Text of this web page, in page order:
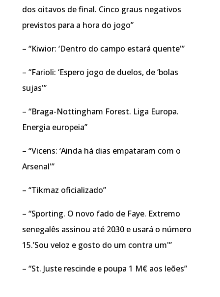
dos oitavos de final. Cinco graus negativos
previstos para a hora do jogo”
– “Kiwior: ‘Dentro do campo estará quente'”
– “Farioli: ‘Espero jogo de duelos, de ‘bolas
sujas'”
– “Braga-Nottingham Forest. Liga Europa.
Energia europeia”
– “Vicens: ‘Ainda há dias empataram com o
Arsenal'”
– “Tikmaz oficializado”
– “Sporting. O novo fado de Faye. Extremo
senegalês assinou até 2030 e usará o número
15.’Sou veloz e gosto do um contra um'”
– “St. Juste rescinde e poupa 1 M€ aos leões”